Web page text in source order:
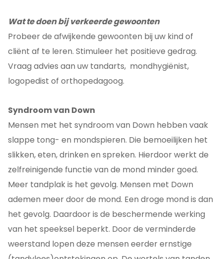
Wat te doen bij verkeerde gewoonten
Probeer de afwijkende gewoonten bij uw kind of
cliënt af te leren. Stimuleer het positieve gedrag.
Vraag advies aan uw tandarts, mondhygiënist,
logopedist of orthopedagoog.
Syndroom van Down
Mensen met het syndroom van Down hebben vaak
slappe tong- en mondspieren. Die bemoeilijken het
slikken, eten, drinken en spreken. Hierdoor werkt de
zelfreinigende functie van de mond minder goed.
Meer tandplak is het gevolg. Mensen met Down
ademen meer door de mond. Een droge mond is dan
het gevolg. Daardoor is de beschermende werking
van het speeksel beperkt. Door de verminderde
weerstand lopen deze mensen eerder ernstige